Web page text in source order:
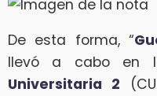
De esta forma, “
llevó a cabo en
Universitaria 2